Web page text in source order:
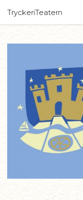
TryckeriTeatern